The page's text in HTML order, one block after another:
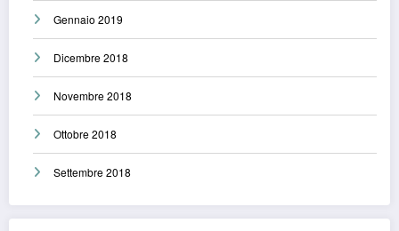
Gennaio 2019
Dicembre 2018
Novembre 2018
Ottobre 2018
Settembre 2018